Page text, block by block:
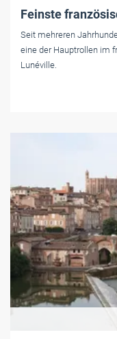
Feinste
Seit mehreren
eine der Hauptrollen im
Lunéville.